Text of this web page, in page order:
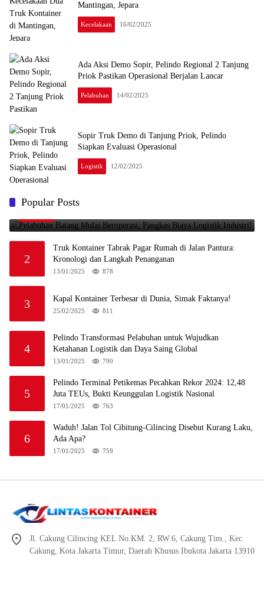
Mantingan, Jepara
Kecelakaan 16/02/2025
Ada Aksi Demo Sopir, Pelindo Regional 2 Tanjung
Priok Pastikan Operasional Berjalan Lancar
Pelabuhan 14/02/2025
Sopir Truk Demo di Tanjung Priok, Pelindo
Siapkan Evaluasi Operasional
Logistik 12/02/2025
Popular Posts
1
Logistik Industri!
2
Truk Kontainer Tabrak Pagar Rumah di Jalan Pantura:
Kronologi dan Langkah Penanganan
13/01/2025 878
3 Kapal Kontainer Terbesar di Dunia, Simak Faktanya!
25/02/2025 811
4
Pelindo Transformasi Pelabuhan untuk Wujudkan
Ketahanan Logistik dan Daya Saing Global
13/01/2025 790
5
Pelindo Terminal Petikemas Pecahkan Rekor 2024: 12,48
Juta TEUs, Bukti Keunggulan Logistik Nasional
17/01/2025 763
6
Waduh! Jalan Tol Cibitung-Cilincing Disebut Kurang Laku,
Ada Apa?
17/01/2025 759
Jl. Cakung Cilincing KEL No.KM. 2, RW.6, Cakung Tim., Kec.
Cakung, Kota Jakarta Timur, Daerah Khusus Ibukota Jakarta 13910